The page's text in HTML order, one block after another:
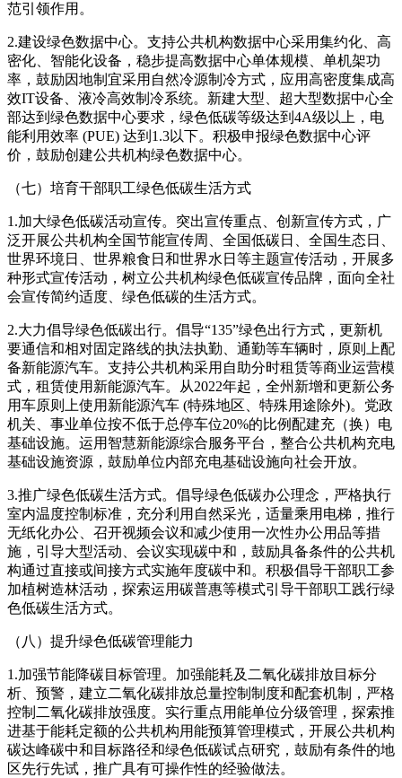
范引领作用。
2.建设绿色数据中心。支持公共机构数据中心采用集约化、高
密化、智能化设备，稳步提高数据中心单体规模、单机架功
率，鼓励因地制宜采用自然冷源制冷方式，应用高密度集成高
效IT设备、液冷高效制冷系统。新建大型、超大型数据中心全
部达到绿色数据中心要求，绿色低碳等级达到4A级以上，电
能利用效率 (PUE) 达到1.3以下。积极申报绿色数据中心评
价，鼓励创建公共机构绿色数据中心。
（七）培育干部职工绿色低碳生活方式
1.加大绿色低碳活动宣传。突出宣传重点、创新宣传方式，广
泛开展公共机构全国节能宣传周、全国低碳日、全国生态日、
世界环境日、世界粮食日和世界水日等主题宣传活动，开展多
种形式宣传活动，树立公共机构绿色低碳宣传品牌，面向全社
会宣传简约适度、绿色低碳的生活方式。
2.大力倡导绿色低碳出行。倡导“135”绿色出行方式，更新机
要通信和相对固定路线的执法执勤、通勤等车辆时，原则上配
备新能源汽车。支持公共机构采用自助分时租赁等商业运营模
式，租赁使用新能源汽车。从2022年起，全州新增和更新公务
用车原则上使用新能源汽车 (特殊地区、特殊用途除外)。党政
机关、事业单位按不低于总停车位20%的比例配建充（换）电
基础设施。运用智慧新能源综合服务平台，整合公共机构充电
基础设施资源，鼓励单位内部充电基础设施向社会开放。
3.推广绿色低碳生活方式。倡导绿色低碳办公理念，严格执行
室内温度控制标准，充分利用自然采光，适量乘用电梯，推行
无纸化办公、召开视频会议和减少使用一次性办公用品等措
施，引导大型活动、会议实现碳中和，鼓励具备条件的公共机
构通过直接或间接方式实施年度碳中和。积极倡导干部职工参
加植树造林活动，探索运用碳普惠等模式引导干部职工践行绿
色低碳生活方式。
（八）提升绿色低碳管理能力
1.加强节能降碳目标管理。加强能耗及二氧化碳排放目标分
析、预警，建立二氧化碳排放总量控制制度和配套机制，严格
控制二氧化碳排放强度。实行重点用能单位分级管理，探索推
进基于能耗定额的公共机构用能预算管理模式，开展公共机构
碳达峰碳中和目标路径和绿色低碳试点研究，鼓励有条件的地
区先行先试，推广具有可操作性的经验做法。